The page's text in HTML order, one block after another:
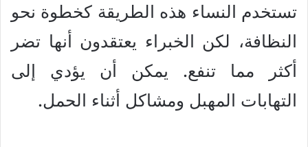
تستخدم النساء هذه الطريقة كخطوة نحو
النظافة، لكن الخبراء يعتقدون أنها تضر
أكثر مما تنفع. يمكن أن يؤدي إلى
التهابات المهبل ومشاكل أثناء الحمل.